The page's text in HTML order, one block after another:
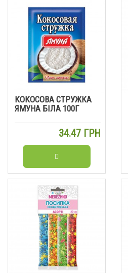
КОКОСОВА СТРУЖКА
ЯМУНА БІЛА 100Г
34.47 ГРН